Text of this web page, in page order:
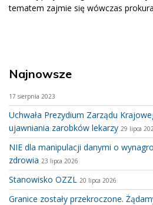
tematem zajmie się wówczas
Najnowsze
17 sierpnia 2023
Uchwała Prezydium Zarządu
ujawniania zarobków lekarzy 29 lipca
NIE dla manipulacji danymi o
zdrowia 23 lipca 2026
Stanowisko OZZL 20 lipca 2026
Granice zostały przekroczone.